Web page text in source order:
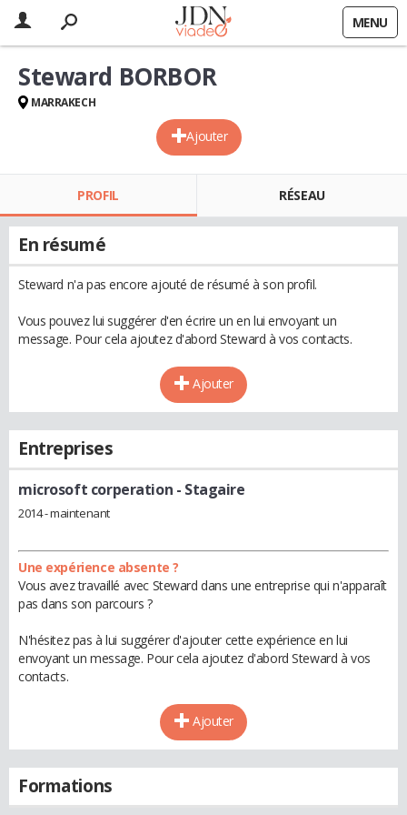
MENU
Ajouter
Steward BORBOR
MARRAKECH
PROFIL RÉSEAU
En résumé
Steward n'a pas encore ajouté de résumé à son profil.
Vous pouvez lui suggérer d'en écrire un en lui envoyant un
message. Pour cela ajoutez d'abord Steward à vos contacts.
Ajouter
Entreprises
microsoft corperation - Stagaire
2014 - maintenant
Une expérience absente ?
Vous avez travaillé avec Steward dans une entreprise qui n'apparaît
pas dans son parcours ?
N'hésitez pas à lui suggérer d'ajouter cette expérience en lui
envoyant un message. Pour cela ajoutez d'abord Steward à vos
contacts.
Ajouter
Formations